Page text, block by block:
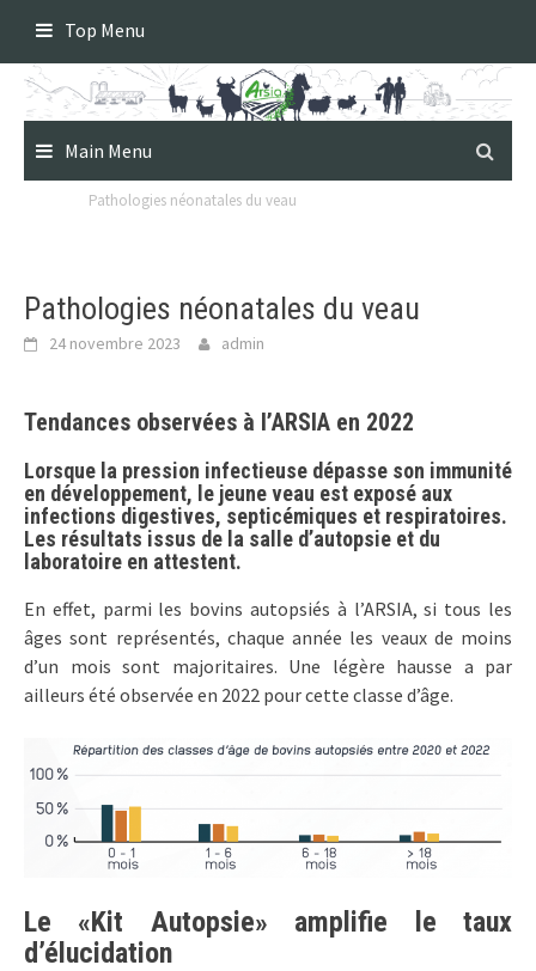
content
Top Menu
Main Menu
Pathologies néonatales du veau
Pathologies néonatales du veau
24 novembre 2023 admin
Tendances observées à l’ARSIA en 2022
Lorsque la pression infectieuse dépasse son immunité
en développement, le jeune veau est exposé aux
infections digestives, septicémiques et respiratoires.
Les résultats issus de la salle d’autopsie et du
laboratoire en attestent.
En effet, parmi les bovins autopsiés à l’ARSIA, si tous les
âges sont représentés, chaque année les veaux de moins
d’un mois sont majoritaires. Une légère hausse a par
ailleurs été observée en 2022 pour cette classe d’âge.
Le «Kit Autopsie» amplifie le taux
d’élucidation